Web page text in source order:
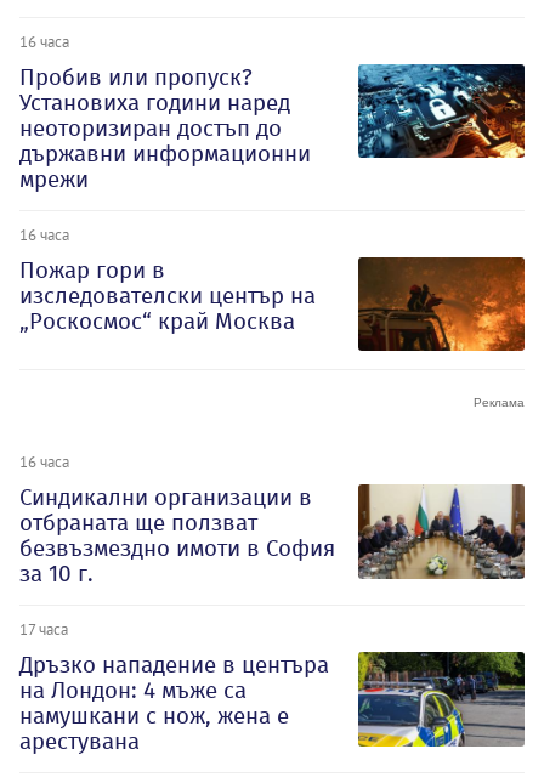
16 часа
Пробив или пропуск?
Установиха години наред
неоторизиран достъп до
държавни информационни
мрежи
16 часа
Пожар гори в
изследователски център на
„Роскосмос“ край Москва
16 часа
Синдикални организации в
отбраната ще ползват
безвъзмездно имоти в София
за 10 г.
17 часа
Дръзко нападение в центъра
на Лондон: 4 мъже са
намушкани с нож, жена е
арестувана